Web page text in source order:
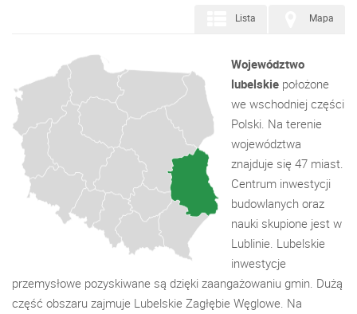
Mapa
Lista
Województwo
lubelskie położone
we wschodniej części
Polski. Na terenie
województwa
znajduje się 47 miast.
Centrum inwestycji
budowlanych oraz
nauki skupione jest w
Lublinie. Lubelskie
inwestycje
przemysłowe pozyskiwane są dzięki zaangażowaniu gmin. Dużą
część obszaru zajmuje Lubelskie Zagłębie Węglowe. Na